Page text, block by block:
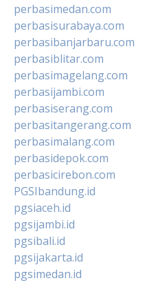
perbasimedan.com
perbasisurabaya.com
perbasibanjarbaru.com
perbasiblitar.com
perbasimagelang.com
perbasijambi.com
perbasiserang.com
perbasitangerang.com
perbasimalang.com
perbasidepok.com
perbasicirebon.com
PGSIbandung.id
pgsiaceh.id
pgsijambi.id
pgsibali.id
pgsijakarta.id
pgsimedan.id